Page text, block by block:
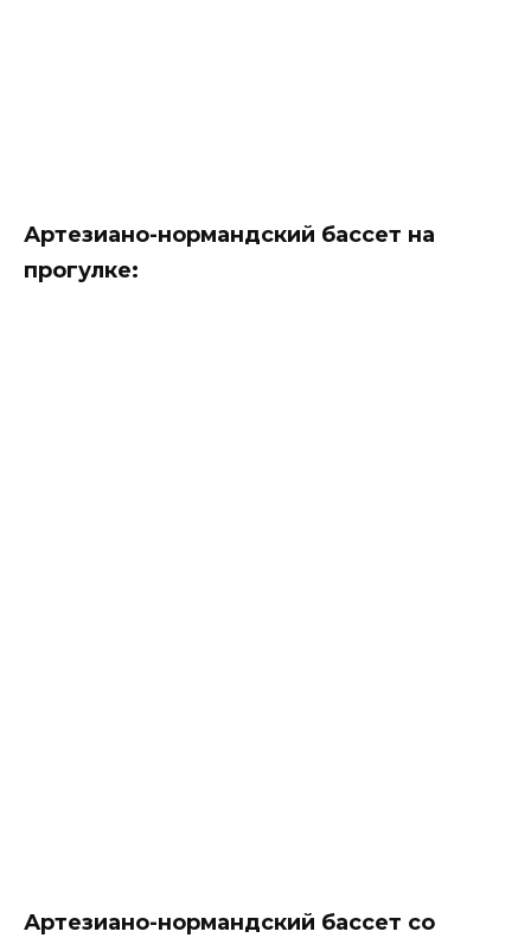
Артезиано-нормандский бассет на
прогулке:
Артезиано-нормандский бассет со